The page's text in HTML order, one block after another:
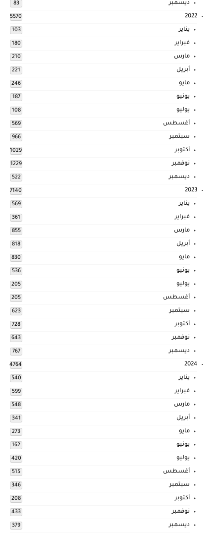
ديسمبر 83
2022
5570
يناير 103
فبراير 180
مارس 210
أبريل 221
مايو 246
يونيو 187
يوليو 108
أغسطس 569
سبتمبر 966
أكتوبر 1029
نوفمبر 1229
ديسمبر 522
2023
7140
يناير 569
فبراير 361
مارس 855
أبريل 818
مايو 830
يونيو 536
يوليو 205
أغسطس 205
سبتمبر 623
أكتوبر 728
نوفمبر 643
ديسمبر 767
2024
4764
يناير 540
فبراير 599
مارس 548
أبريل 341
مايو 273
يونيو 162
يوليو 420
أغسطس 515
سبتمبر 346
أكتوبر 208
نوفمبر 433
ديسمبر 379